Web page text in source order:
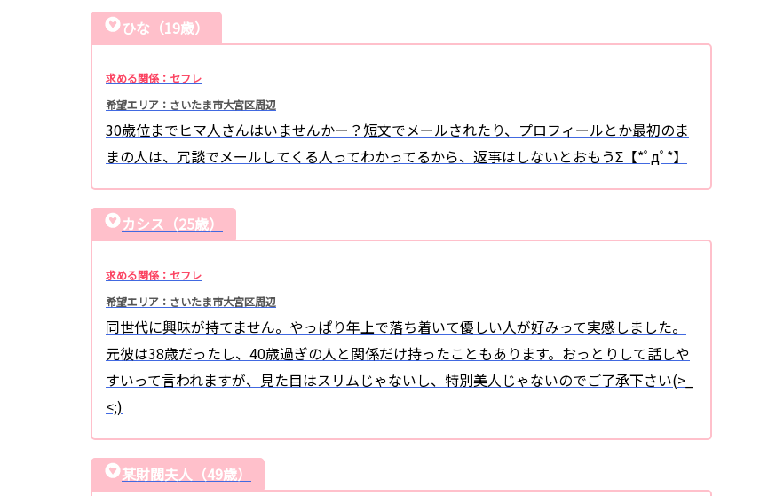
ひな（19歳）
求める関係：セフレ
希望エリア：さいたま市大宮区周辺
30歳位までヒマ人さんはいませんかー？短文でメールされたり、プロフィールとか最初のま
まの人は、冗談でメールしてくる人ってわかってるから、返事はしないとおもうΣ【*ﾟдﾟ*】
カシス（25歳）
求める関係：セフレ
希望エリア：さいたま市大宮区周辺
同世代に興味が持てません。やっぱり年上で落ち着いて優しい人が好みって実感しました。
元彼は38歳だったし、40歳過ぎの人と関係だけ持ったこともあります。おっとりして話しや
すいって言われますが、見た目はスリムじゃないし、特別美人じゃないのでご了承下さい(>_
<;)
某財閥夫人（49歳）